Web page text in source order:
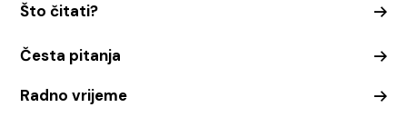
Što čitati?
Česta pitanja
Radno vrijeme